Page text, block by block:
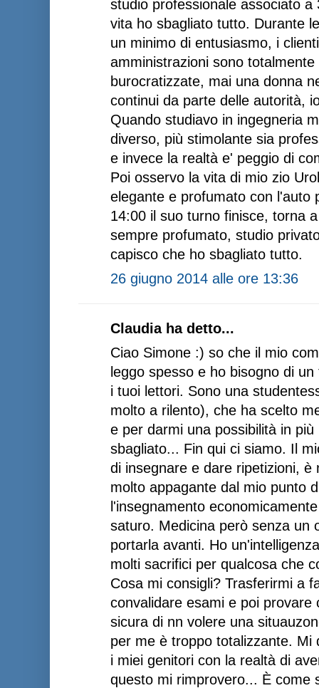
studio professionale associato
vita ho sbagliato tutto. Durante
un minimo di entusiasmo, i
amministrazioni sono
burocratizzate, mai una donna
continui da parte delle autorità,
Quando studiavo in ingegneria
diverso, più stimolante sia
e invece la realtà e' peggio di
Poi osservo la vita di mio zio
elegante e profumato con l'auto
14:00 il suo turno finisce, torna
sempre profumato, studio
capisco che ho sbagliato tutto.
26 giugno 2014 alle ore 13:36
Claudia ha detto...
Ciao Simone :) so che il mio
leggo spesso e ho bisogno di
i tuoi lettori. Sono una
molto a rilento), che ha scelto
e per darmi una possibilità in
sbagliato... Fin qui ci siamo. Il
di insegnare e dare ripetizioni,
molto appagante dal mio punto
l'insegnamento
saturo. Medicina però senza un
portarla avanti. Ho
molti sacrifici per qualcosa che
Cosa mi consigli? Trasferirmi a
convalidare esami e poi
sicura di nn volere una
per me è troppo totalizzante. Mi
i miei genitori con la realtà di
questo mi rimprovero... È come